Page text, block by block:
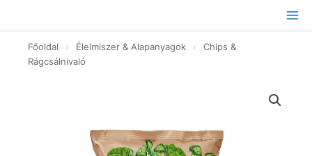
tartalomhoz
Főoldal › Élelmiszer & Alapanyagok ›
Chips &
Rágcsálnivaló